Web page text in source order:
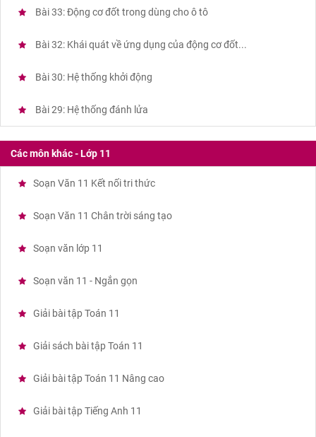
Bài 33: Động cơ đốt trong dùng cho ô tô
Bài 32: Khái quát về ứng dụng của động cơ đốt...
Bài 30: Hệ thống khởi động
Bài 29: Hệ thống đánh lửa
Các môn khác - Lớp 11
Soạn Văn 11 Kết nối tri thức
Soạn Văn 11 Chân trời sáng tạo
Soạn văn lớp 11
Soạn văn 11 - Ngắn gọn
Giải bài tập Toán 11
Giải sách bài tập Toán 11
Giải bài tập Toán 11 Nâng cao
Giải bài tập Tiếng Anh 11